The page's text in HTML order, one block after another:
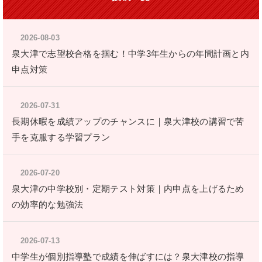
2026-08-03
泉大津で志望校合格を掴む！中学3年生からの年間計画と内
申点対策
2026-07-31
長期休暇を成績アップのチャンスに｜泉大津校の講習で苦
手を克服する学習プラン
2026-07-20
泉大津の中学校別・定期テスト対策｜内申点を上げるため
の効率的な勉強法
2026-07-13
中学生が個別指導塾で成績を伸ばすには？泉大津校の指導